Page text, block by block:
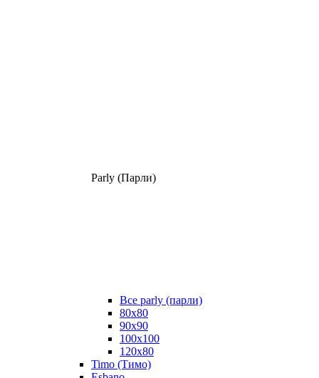
Parly (Парли)
Все parly (парли)
80x80
90x90
100x100
120x80
Timo (Тимо)